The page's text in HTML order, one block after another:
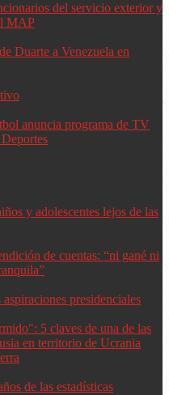
del servicio exterior y
MAP
Duarte a Venezuela en
anuncia programa de TV
y adolescentes lejos de las
de cuentas: “ni gané ni
presidenciales
5 claves de una de las
en territorio de Ucrania
de las estadísticas